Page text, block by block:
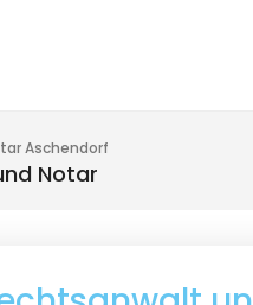
Aschendorf
Notar